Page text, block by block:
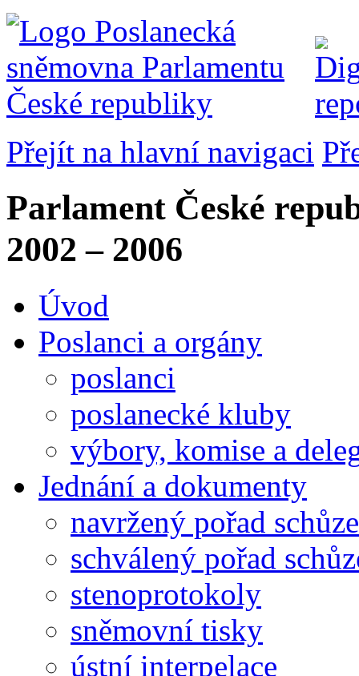
Přejít na hlavní navigaci
Parlament České
2002 – 2006
Úvod
Poslanci a orgány
poslanci
poslanecké kluby
výbory, komise a
Jednání a dokumenty
navržený pořad schůze
schválený pořad
stenoprotokoly
sněmovní tisky
ústní interpelace